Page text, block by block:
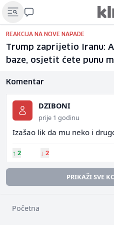
REAKCIJA NA NOVE NAPADE
Trump zaprijetio Iranu:
baze, osjetit ćete punu
Komentar
DZIBONI
prije 1 godinu
Izašao lik da mu neko i
↑ 2 ↓ 2
PRIKAŽI SVE
Početna